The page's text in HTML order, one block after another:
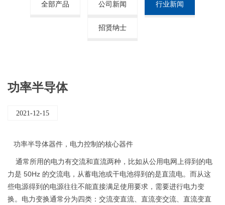
全部产品 公司新闻 行业新闻
招贤纳士
功率半导体
2021-12-15
功率半导体器件，电力控制的核心器件
通常所用的电力有交流和直流两种，比如从公用电网上得到的电
力是 50Hz 的交流电，从蓄电池或干电池得到的是直流电。而从这
些电源得到的电源往往不能直接满足使用要求，需要进行电力变
换。电力变换通常分为四类：交流变直流、直流变交流、直流变直